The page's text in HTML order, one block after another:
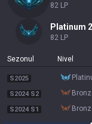
82 LP
platinum 2
82 LP
Sezonul Nivel
S2025
S2024 S2
S2024 S1